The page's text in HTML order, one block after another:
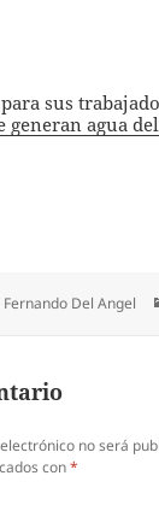
sus
generan agua
Autor
Fernando Del Angel
no será
con*